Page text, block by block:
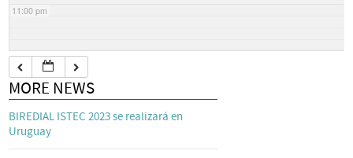
11:00 pm
MORE NEWS
BIREDIAL ISTEC 2023 se realizará en
Uruguay